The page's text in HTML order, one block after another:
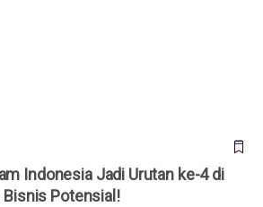
Indonesia Jadi Urutan ke-4 di
Bisnis Potensial!